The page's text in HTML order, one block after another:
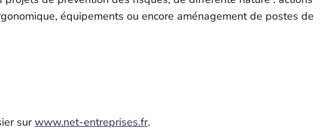
équipements ou encore aménagement de postes de
surwww.net-entreprises.fr.